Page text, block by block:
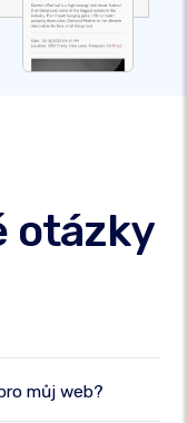
otázky
můj web?